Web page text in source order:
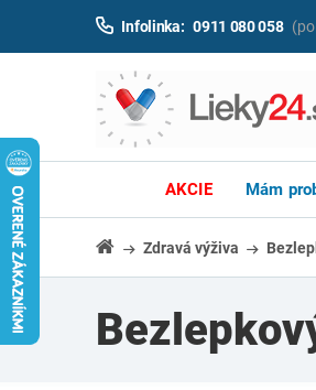
Infolinka: 0911 080 058 (po
AKCIE Mám
Zdravá výživa